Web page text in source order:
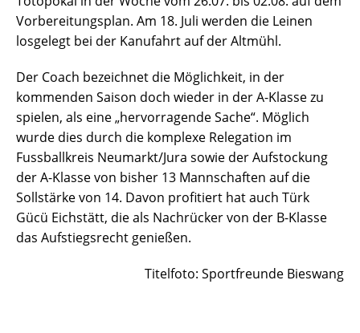
Vorbereitungsplan. Am 18. Juli werden die Leinen
losgelegt bei der Kanufahrt auf der Altmühl.
Der Coach bezeichnet die Möglichkeit, in der
kommenden Saison doch wieder in der A-Klasse zu
spielen, als eine „hervorragende Sache“. Möglich
wurde dies durch die komplexe Relegation im
Fussballkreis Neumarkt/Jura sowie der Aufstockung
der A-Klasse von bisher 13 Mannschaften auf die
Sollstärke von 14. Davon profitiert hat auch Türk
Gücü Eichstätt, die als Nachrücker von der B-Klasse
das Aufstiegsrecht genießen.
Titelfoto: Sportfreunde Bieswang